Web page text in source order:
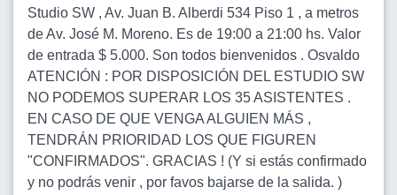
Studio SW , Av. Juan B. Alberdi 534 Piso 1 , a metros
de Av. José M. Moreno. Es de 19:00 a 21:00 hs. Valor
de entrada $ 5.000. Son todos bienvenidos . Osvaldo
ATENCIÓN : POR DISPOSICIÓN DEL ESTUDIO SW
NO PODEMOS SUPERAR LOS 35 ASISTENTES .
EN CASO DE QUE VENGA ALGUIEN MÁS ,
TENDRÁN PRIORIDAD LOS QUE FIGUREN
"CONFIRMADOS". GRACIAS ! (Y si estás confirmado
y no podrás venir , por favos bajarse de la salida. )